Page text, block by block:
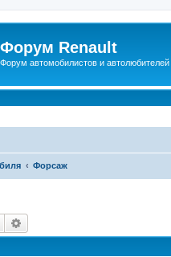
Форум Renault
Форум автомобилистов и автолюбителей
Форсаж
Поиск